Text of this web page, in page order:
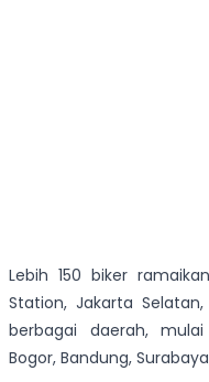
Lebih 150 biker
Station, Jakarta
berbagai daerah,
Bogor, Bandung,